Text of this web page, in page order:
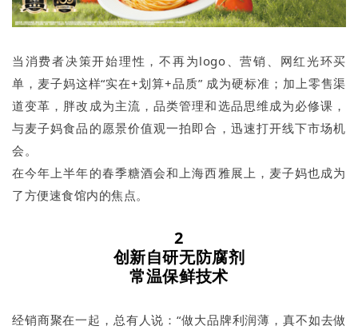
当消费者决策开始理性，不再为logo、营销、网红光环买
单，麦子妈这样“实在+划算+品质” 成为硬标准；加上零售渠
道变革，胖改成为主流，品类管理和选品思维成为必修课，
与麦子妈食品的愿景价值观一拍即合，迅速打开线下市场机
会。
在今年上半年的春季糖酒会和上海西雅展上，麦子妈也成为
了方便速食馆内的焦点。
2
创新自研无防腐剂
常温保鲜技术
经销商聚在一起，总有人说：“做大品牌利润薄，真不如去做